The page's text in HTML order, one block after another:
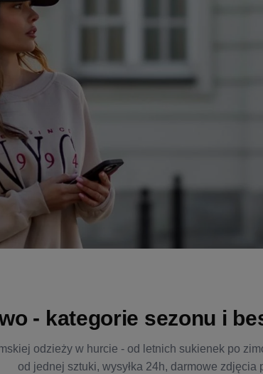
- kategorie sezonu i
odzieży w hurcie - od letnich sukienek po
od jednej sztuki, wysyłka 24h, darmowe zdjęcia